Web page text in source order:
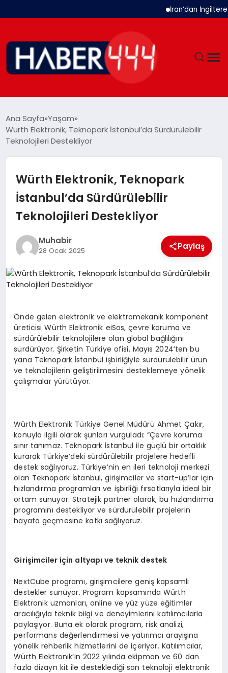
İran’dan İngiltere
SIYASET
EKONOMI
SPOR
TEKNOLOJI
MAGAZIN
YAŞAM
Ana Sayfa Yaşam
Würth Elektronik, Teknopark İstanbul’da Sürdürülebilir
Teknolojileri Destekliyor
Würth Elektronik, Teknopark
İstanbul’da Sürdürülebilir
Teknolojileri Destekliyor
Muhabir
28 Ocak 2025 Paylaş
Önde gelen elektronik ve elektromekanik komponent
üreticisi Würth Elektronik eiSos, çevre koruma ve
sürdürülebilir teknolojilere olan global bağlılığını
sürdürüyor. Şirketin Türkiye ofisi, Mayıs 2024’ten bu
yana Teknopark İstanbul işbirliğiyle sürdürülebilir ürün
ve teknolojilerin geliştirilmesini desteklemeye yönelik
çalışmalar yürütüyor.
Würth Elektronik Türkiye Genel Müdürü Ahmet Çakır,
konuyla ilgili olarak şunları vurguladı: “Çevre koruma
sınır tanımaz. Teknopark İstanbul ile güçlü bir ortaklık
kurarak Türkiye’deki sürdürülebilir projelere hedefli
destek sağlıyoruz. Türkiye’nin en ileri teknoloji merkezi
olan Teknopark İstanbul, girişimciler ve start-up’lar için
hızlandırma programları ve işbirliği fırsatlarıyla ideal bir
ortam sunuyor. Stratejik partner olarak, bu hızlandırma
programını destekliyor ve sürdürülebilir projelerin
hayata geçmesine katkı sağlıyoruz.
Girişimciler için altyapı ve teknik destek
NextCube programı, girişimcilere geniş kapsamlı
destekler sunuyor. Program kapsamında Würth
Elektronik uzmanları, online ve yüz yüze eğitimler
aracılığıyla teknik bilgi ve deneyimlerini katılımcılarla
paylaşıyor. Buna ek olarak program, risk analizi,
performans değerlendirmesi ve yatırımcı arayışına
yönelik rehberlik hizmetlerini de içeriyor. Katılımcılar,
Würth Elektronik’in 2022 yılında ekipman ve 60 dan
fazla dizayn kit ile desteklediği son teknoloji elektronik